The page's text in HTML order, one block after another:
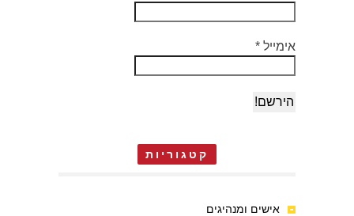
אימייל *
קטגוריות
אישים ומנהיגים